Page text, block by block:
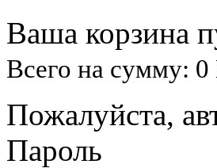
Ваша корзина
Всего на сумму: 0
Пожалуйста,
Пароль